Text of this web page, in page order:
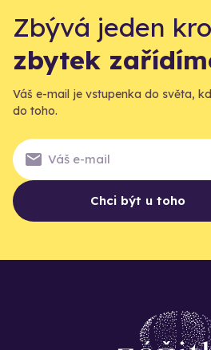
Zbývá jeden
zbytek
Váš e-mail je vstupenka do světa,
do toho.
Chci být u toho